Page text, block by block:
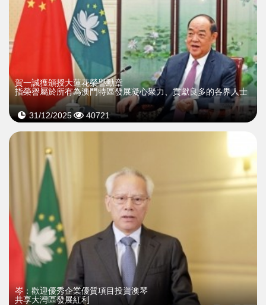
賀一誠獲頒授大蓮花榮譽勳章
指榮譽屬於所有為澳門特區發展凝心聚力、貢獻良多的各界人士
31/12/2025 40721
​岑：歡迎優秀企業優質項目投資澳琴
共享大灣區發展紅利